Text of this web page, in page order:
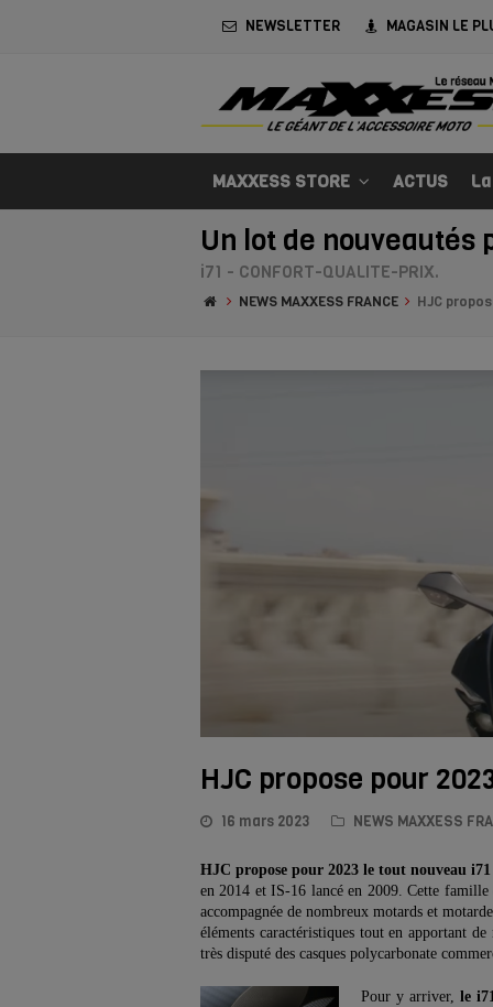
NEWSLETTER MAGASIN LE
MAXXESS STORE ACTUS
Un lot de nouveautés
i71 - CONFORT-QUALITE-PRIX.
NEWS MAXXESS FRANCE HJC
HJC propose pour
16 mars 2023 NEWS MAXXESS
HJC propose pour 2023 le tout nouveau
en 2014 et IS-16 lancé en 2009. Cette
accompagnée de nombreux motards et
éléments caractéristiques tout en apportant
très disputé des casques polycarbonate
Pour y arriver, le